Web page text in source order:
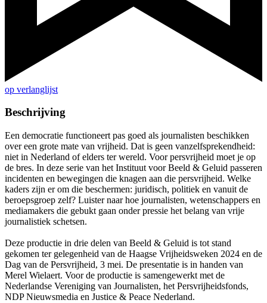
op verlanglijst
Beschrijving
Een democratie functioneert pas goed als journalisten beschikken
over een grote mate van vrijheid. Dat is geen vanzelfsprekendheid:
niet in Nederland of elders ter wereld. Voor persvrijheid moet je op
de bres. In deze serie van het Instituut voor Beeld & Geluid passeren
incidenten en bewegingen die knagen aan die persvrijheid. Welke
kaders zijn er om die beschermen: juridisch, politiek en vanuit de
beroepsgroep zelf? Luister naar hoe journalisten, wetenschappers en
mediamakers die gebukt gaan onder pressie het belang van vrije
journalistiek schetsen.
Deze productie in drie delen van Beeld & Geluid is tot stand
gekomen ter gelegenheid van de Haagse Vrijheidsweken 2024 en de
Dag van de Persvrijheid, 3 mei. De presentatie is in handen van
Merel Wielaert. Voor de productie is samengewerkt met de
Nederlandse Vereniging van Journalisten, het Persvrijheidsfonds,
NDP Nieuwsmedia en Justice & Peace Nederland.